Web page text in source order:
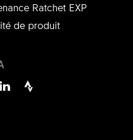
Ratchet EXP
de produit